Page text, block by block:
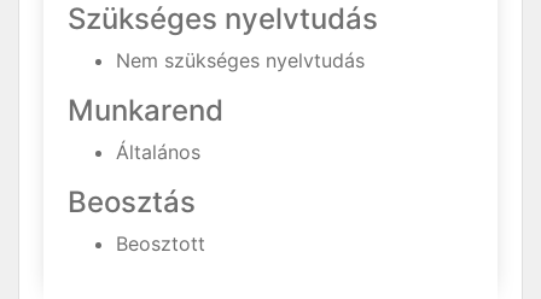
Szükséges nyelvtudás
Nem szükséges nyelvtudás
Munkarend
Általános
Beosztás
Beosztott